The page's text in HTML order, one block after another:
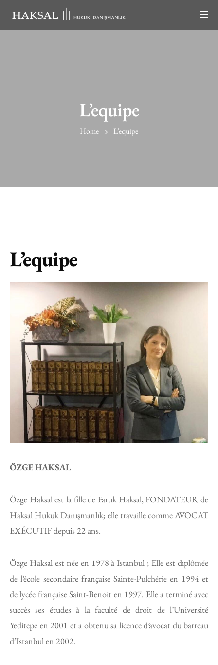
L’equipe
Home L’equipe
L’equipe
ÖZGE HAKSAL
Özge Haksal est la fille de Faruk Haksal, FONDATEUR de
Haksal Hukuk Danışmanlık; elle travaille comme AVOCAT
EXÉCUTIF depuis 22 ans.
Özge Haksal est née en 1978 à Istanbul ; Elle est diplômée
de l’école secondaire française Sainte-Pulchérie en 1994 et
de lycée française Saint-Benoit en 1997. Elle a terminé avec
succès ses études à la faculté de droit de l’Université
Yeditepe en 2001 et a obtenu sa licence d’avocat du barreau
d’Istanbul en 2002.